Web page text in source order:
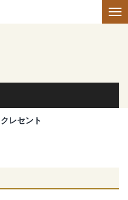
クレセント